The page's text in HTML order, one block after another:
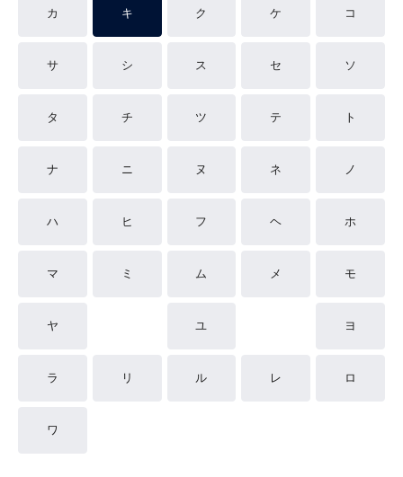
カ キ ク ケ コ
サ シ ス セ ソ
タ チ ツ テ ト
ナ ニ ヌ ネ ノ
ハ ヒ フ ヘ ホ
マ ミ ム メ モ
ヤ ユ ヨ
ラ リ ル レ ロ
ワ